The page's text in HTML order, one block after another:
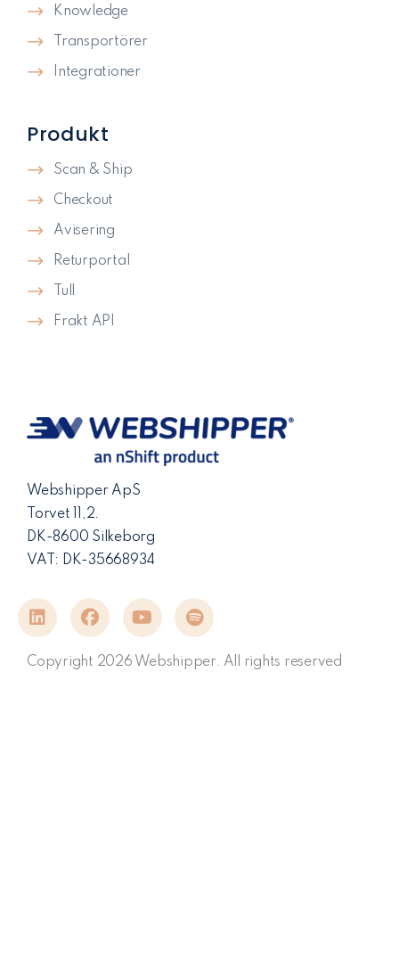
Webshipper ApS
Torvet 11,2.
DK-8600 Silkeborg
VAT: DK-35668934
Copyright 2026 Webshipper. All rights reserved
Produkt
Scan & Ship
Checkout
Avisering
Returportal
Tull
Frakt API
Knowledge
Transportörer
Integrationer